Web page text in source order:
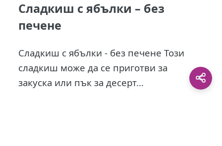
Сладкиш с ябълки – без
печене
Сладкиш с ябълки - без печене Този
сладкиш може да се приготви за
закуска или пък за десерт...